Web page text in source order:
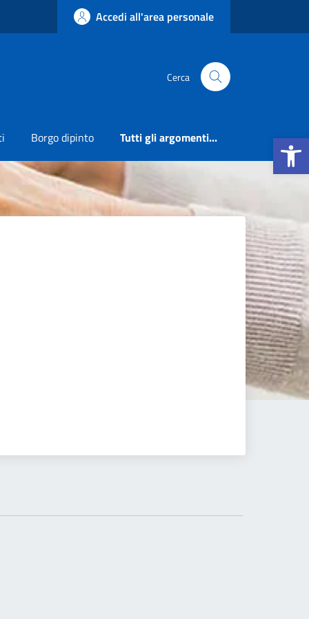
Apri la
Accedi all'area personale
Cerca
Borgo dipinto Tutti gli argomenti...